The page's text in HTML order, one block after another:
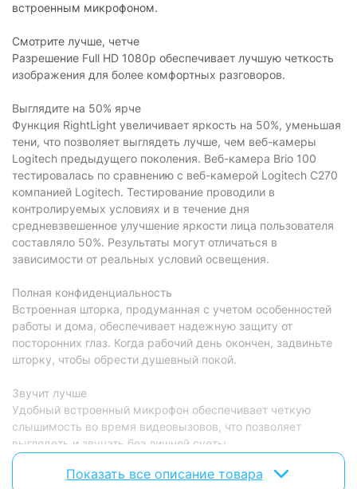
Совместимость с ОС:
Особенности
Микрофон:
встроенный
Защитная шторка:
Индикатор активности:
Дополнительно
Длина кабеля: 1.5 м
Физические характеристики
Габариты:
32х73х67 мм
Цвет:
розовый
Комплектация
Характеристики и комплектация товара могут изменяться
производителем без уведомления.
встроенным микрофоном.
Смотрите лучше, четче
Разрешение Full HD 1080p обеспечивает лучшую четкость
изображения для более комфортных разговоров.
Выглядите на 50% ярче
Функция RightLight увеличивает яркость на 50%, уменьшая
тени, что позволяет выглядеть лучше, чем веб-камеры
Logitech предыдущего поколения. Веб-камера Brio 100
тестировалась по сравнению с веб-камерой Logitech C270
компанией Logitech. Тестирование проводили в
контролируемых условиях и в течение дня
средневзвешенное улучшение яркости лица пользователя
составляло 50%. Результаты могут отличаться в
зависимости от реальных условий освещения.
Полная конфиденциальность
Встроенная шторка, продуманная с учетом особенностей
работы и дома, обеспечивает надежную защиту от
посторонних глаз. Когда рабочий день окончен, задвиньте
шторку, чтобы обрести душевный покой.
Звучит лучше
Удобный встроенный микрофон обеспечивает четкую
слышимость во время видеовызовов, что позволяет
выглядеть и звучать без лишней суеты.
Подключи и работай на своей платформе
Показать все описание товара